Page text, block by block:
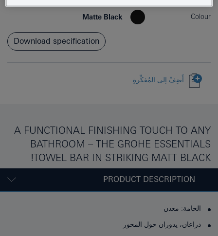
Colour
Matte Black
Download specification
أَضِفْ إلى المُفكِّرةِ
A FUNCTIONAL FINISHING TOUCH TO ANY
BATHROOM – THE GROHE ESSENTIALS
TOWEL BAR IN STRIKING MATT BLACK!
PRODUCT DESCRIPTION
الخامة: معدن
ذراعان، يدوران حول المحور